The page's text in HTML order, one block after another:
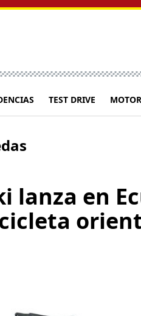
TEST DRIVE
lanza en